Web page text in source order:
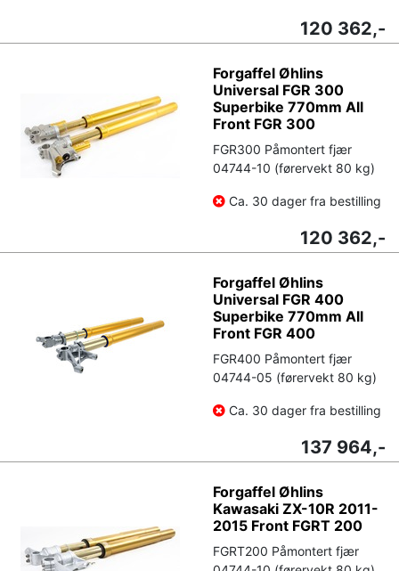
120 362,-
Forgaffel Øhlins
Universal FGR 300
Superbike 770mm All
Front FGR 300
FGR300 Påmontert fjær
04744-10 (førervekt 80 kg)
Ca. 30 dager fra bestilling
120 362,-
Forgaffel Øhlins
Universal FGR 400
Superbike 770mm All
Front FGR 400
FGR400 Påmontert fjær
04744-05 (førervekt 80 kg)
Ca. 30 dager fra bestilling
137 964,-
Forgaffel Øhlins
Kawasaki ZX-10R 2011-
2015 Front FGRT 200
FGRT200 Påmontert fjær